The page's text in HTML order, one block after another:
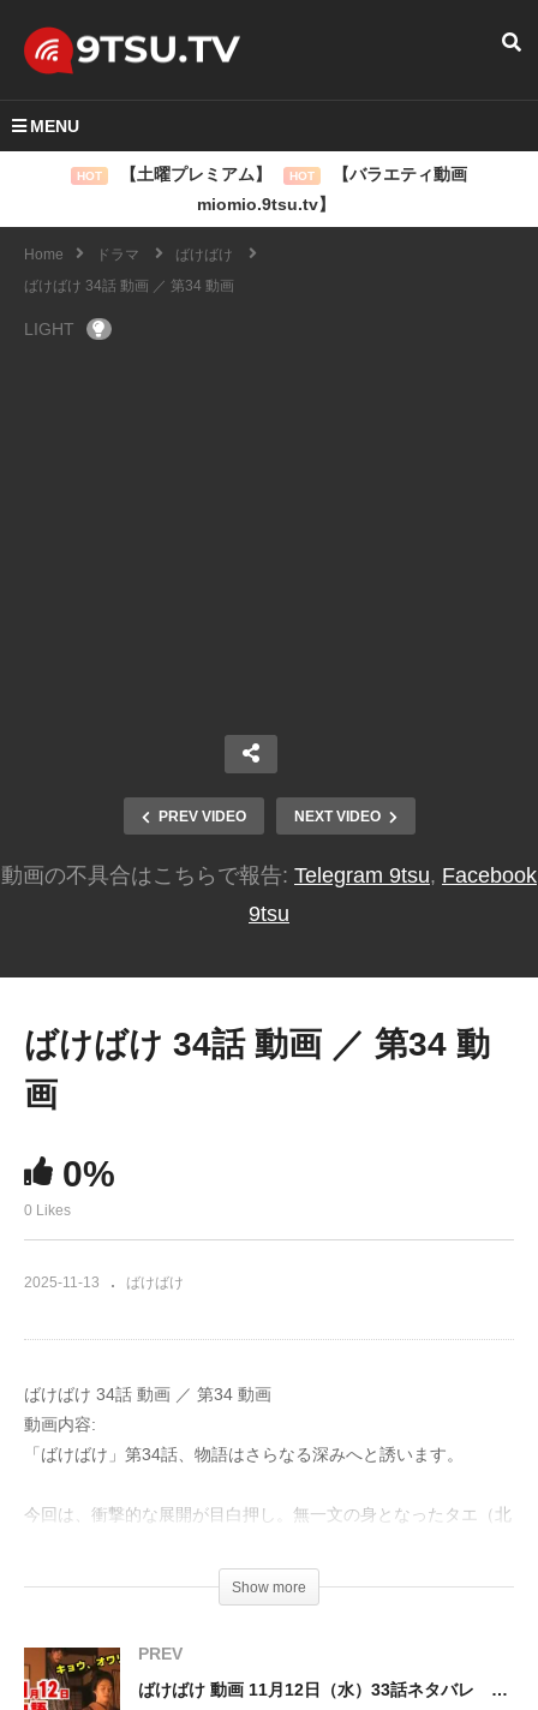
MENU
HOT 【土曜プレミアム】 HOT
【バラエティ動画
miomio.9tsu.tv】
Home ドラマ
ばけばけ
ばけばけ 34話 動画 ／ 第34 動画
LIGHT
PREV VIDEO NEXT VIDEO
動画の不具合はこちらで報告: Telegram 9tsu, Facebook
9tsu
ばけばけ 34話 動画 ／ 第34 動
画
0%
0 Likes
2025-11-13 ばけばけ
ばけばけ 34話 動画 ／ 第34 動画
動画内容:
「ばけばけ」第34話、物語はさらなる深みへと誘います。
今回は、衝撃的な展開が目白押し。無一文の身となったタエ（北
大）。彼女の運命がどう転ぶのか、目が離せません。
くべきものでした。なんと、トキ（高石あかり）に口止め料とし
て生活費を渡してしまうのです。彼の真意はどこにあるのか、そ
Show more
PREV
ばけばけ 動画 11月12日（水）33話ネタバレ フミが見つけた新聞記事に隠された“真実”とは